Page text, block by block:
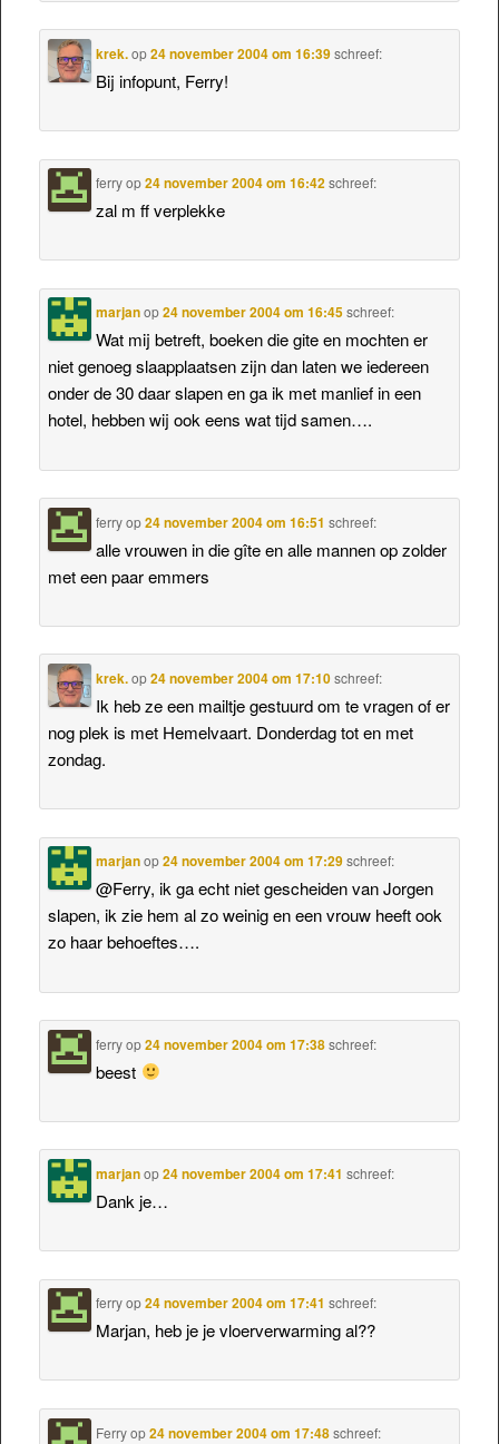
krek.op24 november 2004 om 16:39 schreef:
Bij infopunt, Ferry!
ferryop24 november 2004 om 16:42 schreef:
zal m ff verplekke
marjanop24 november 2004 om 16:45 schreef:
Wat mij betreft, boeken die gite en mochten er
niet genoeg slaapplaatsen zijn dan laten we iedereen
onder de 30 daar slapen en ga ik met manlief in een
hotel, hebben wij ook eens wat tijd samen….
ferryop24 november 2004 om 16:51 schreef:
alle vrouwen in die gîte en alle mannen op zolder
met een paar emmers
krek.op24 november 2004 om 17:10 schreef:
Ik heb ze een mailtje gestuurd om te vragen of er
nog plek is met Hemelvaart. Donderdag tot en met
zondag.
marjanop24 november 2004 om 17:29 schreef:
@Ferry, ik ga echt niet gescheiden van Jorgen
slapen, ik zie hem al zo weinig en een vrouw heeft ook
zo haar behoeftes….
ferryop24 november 2004 om 17:38 schreef:
beest
marjanop24 november 2004 om 17:41 schreef:
Dank je…
ferryop24 november 2004 om 17:41 schreef:
Marjan, heb je je vloerverwarming al??
Ferryop24 november 2004 om 17:48 schreef: